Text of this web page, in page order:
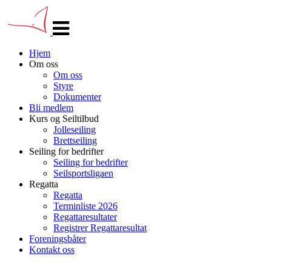
navigasjon
Hjem
Om oss
Om oss
Styre
Dokumenter
Bli medlem
Kurs og Seiltilbud
Jolleseiling
Brettseiling
Seiling for bedrifter
Seiling for bedrifter
Seilsportsligaen
Regatta
Regatta
Terminliste 2026
Regattaresultater
Registrer Regattaresultat
Foreningsbåter
Kontakt oss